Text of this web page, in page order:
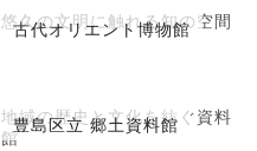
古代オリエント博物館
悠久の文明に触れる知の空間
豊島区立 郷土資料館
地域の歴史と文化を紡ぐ資料
館